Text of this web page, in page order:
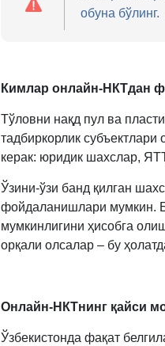
обуна бўлинг.
Кимлар онлайн-Н КТдан
Тўловни нақд пул ва
тадбиркорлик
керак: юридик шахслар,
Ўзини-ўзи банд қилган
фойдаланишлари мумкин.
мумкинлигини ҳисобга
орқали олсалар – бу
Онлайн-НКТнинг қайси
Ўзбекистонда фақат